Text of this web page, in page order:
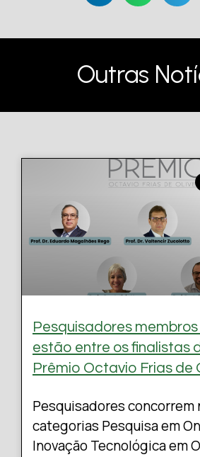
Outras
Pesquisadores
estão entre os finalistas
Prêmio Octavio Frias de
Pesquisadores concorrem
categorias Pesquisa em
Inovação Tecnológica em